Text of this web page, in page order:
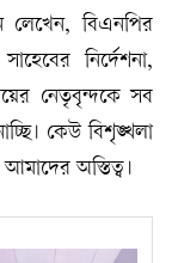
বিএনপির
নির্দেশনা,
নেতৃবৃন্দকে সব
কেউ বিশৃঙ্খলা
অস্তিত্ব।